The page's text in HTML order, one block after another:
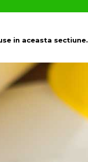
in aceasta sectiune.